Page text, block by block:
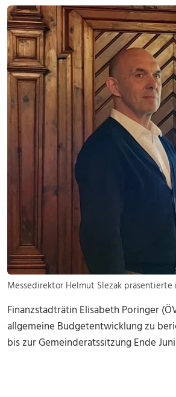
Messedirektor Helmut Slezak
Finanzstadträtin Elisabeth Poringer
allgemeine Budgetentwicklung zu
bis zur Gemeinderatssitzung Ende